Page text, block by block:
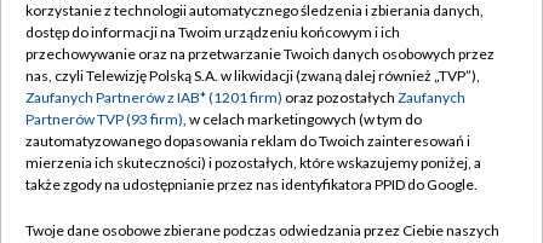
TVP
Abonament TVP
Emisja w TVP
Centrum informacji TVP
Naziemna Telewizja Cyfrowa
Regulamin TVP
Polityka prywatności
Moje zgody
Pomoc
korzystanie z technologii automatycznego śledzenia i zbierania danych,
dostęp do informacji na Twoim urządzeniu końcowym i ich
przechowywanie oraz na przetwarzanie Twoich danych osobowych przez
nas, czyli Telewizję Polską S.A. w likwidacji (zwaną dalej również „TVP”),
Zaufanych Partnerów z IAB* (1201 firm) oraz pozostałych Zaufanych
Partnerów TVP (93 firm), w celach marketingowych (w tym do
zautomatyzowanego dopasowania reklam do Twoich zainteresowań i
mierzenia ich skuteczności) i pozostałych, które wskazujemy poniżej, a
także zgody na udostępnianie przez nas identyfikatora PPID do Google.
Twoje dane osobowe zbierane podczas odwiedzania przez Ciebie naszych